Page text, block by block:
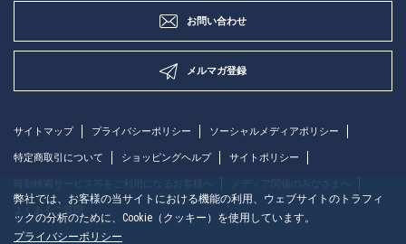
お問い合わせ
メルマガ登録
サイトマップ プライバシーポリシー ソーシャルメディアポリシー
特定商取引について ショッピングヘルプ サイトポリシー
よくあるご質問
弊社では、お客様の当サイトにおける機能の利用、ウェブサイトのトラフィ
ックの分析のために、Cookie（クッキー）を使用しています。
プライバシーポリシー